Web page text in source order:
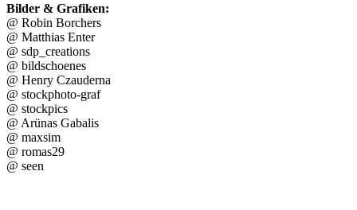
Bilder & Grafiken:
@ Robin Borchers
@ Matthias Enter
@ sdp_creations
@ bildschoenes
@ Henry Czauderna
@ stockphoto-graf
@ stockpics
@ Arünas Gabalis
@ maxsim
@ romas29
@ seen